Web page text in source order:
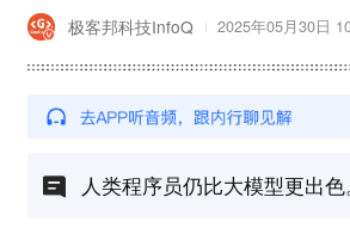
极客邦科技InfoQ 2025年05月30日
人类程序员仍比大模型更出色